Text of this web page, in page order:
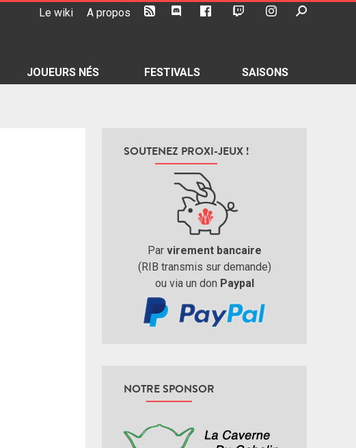
Le wiki A propos
JOUEURS NÉS FESTIVALS SAISONS
SOUTENEZ PROXI-JEUX !
Par virement bancaire
(RIB transmis sur demande)
ou via un don Paypal
NOTRE SPONSOR